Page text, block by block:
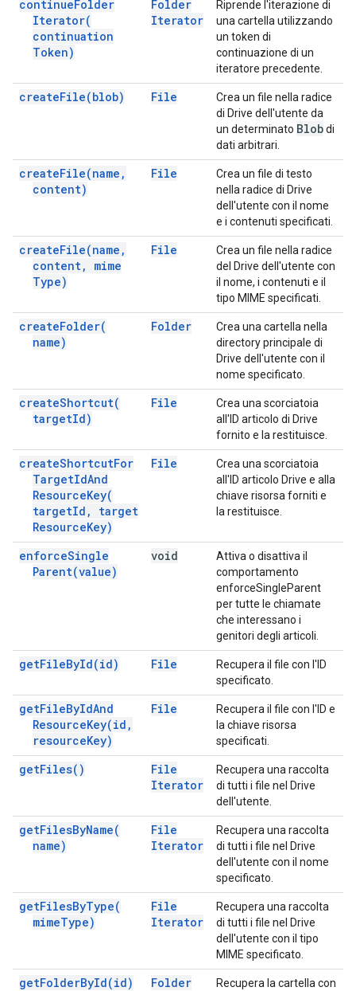
continueFolder
Iterator(
continuation
Token)
Folder
Iterator
Riprende l'iterazione di
una cartella utilizzando
un token di
continuazione di un
iteratore precedente.
createFile(blob) File
Crea un file nella radice
di Drive dell'utente da
un determinato Blobdi
dati arbitrari.
createFile(name ,
content)
File
Crea un file di testo
nella radice di Drive
dell'utente con il nome
e i contenuti specificati.
createFile(name ,
content,
mime
Type)
File
Crea un file nella radice
del Drive dell'utente con
il nome, i contenuti e il
tipo MIME specificati.
createFolder(
name)
Folder
Crea una cartella nella
directory principale di
Drive dell'utente con il
nome specificato.
createShortcut(
targetId)
File
Crea una scorciatoia
all'ID articolo di Drive
fornito e la restituisce.
createShortcutFor
TargetIdAnd
ResourceKey(
targetId ,
target
ResourceKey)
File
Crea una scorciatoia
all'ID articolo Drive e alla
chiave risorsa forniti e
la restituisce.
enforceSingle
Parent(value)
void
Attiva o disattiva il
comportamento
enforceSingleParent
per tutte le chiamate
che interessano i
genitori degli articoli.
getFileById(id) File
Recupera il file con l'ID
specificato.
getFileByIdAnd
ResourceKey(id ,
resourceKey)
File
Recupera il file con l'ID e
la chiave risorsa
specificati.
getFiles( )
File
Iterator
Recupera una raccolta
di tutti i file nel Drive
dell'utente.
getFilesByName(
name)
File
Iterator
Recupera una raccolta
di tutti i file nel Drive
dell'utente con il nome
specificato.
getFilesByType(
mimeType)
File
Iterator
Recupera una raccolta
di tutti i file nel Drive
dell'utente con il tipo
MIME specificato.
getFolderById(id) Folder
Recupera la cartella con